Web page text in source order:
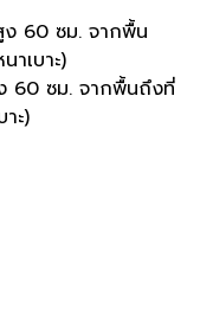
60 ซม. จากพื้น
าเบาะ)
60 ซม. จากพื้นถึงที่
ะ)